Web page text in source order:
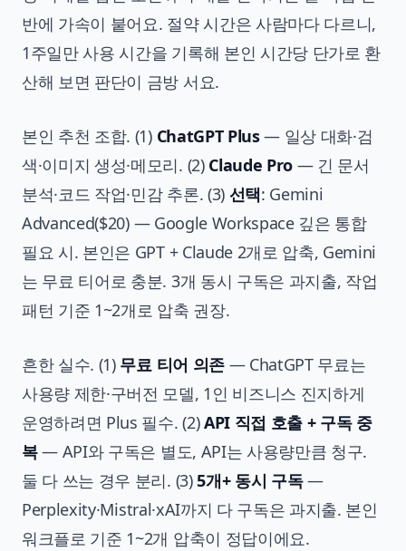
반에 가속이 붙어요. 절약 시간은 사람마다 다르니,
1주일만 사용 시간을 기록해 본인 시간당 단가로 환
산해 보면 판단이 금방 서요.
본인 추천 조합. (1) ChatGPT Plus— 일상 대화·검
색·이미지 생성·메모리. (2) Claude Pro — 긴 문서
분석·코드 작업·민감 추론. (3) 선택: Gemini
Advanced($20) — Google Workspace 깊은 통합
필요 시. 본인은 GPT + Claude 2개로 압축, Gemini
는 무료 티어로 충분. 3개 동시 구독은 과지출, 작업
패턴 기준 1~2개로 압축 권장.
흔한 실수. (1) 무료 티어 의존— ChatGPT 무료는
사용량 제한·구버전 모델, 1인 비즈니스 진지하게
운영하려면 Plus 필수. (2)API 직접 호출 + 구독 중
복— API와 구독은 별도, API는 사용량만큼 청구.
둘 다 쓰는 경우 분리. (3)5개+ 동시 구독—
Perplexity·Mistral·xAI까지 다 구독은 과지출. 본인
워크플로 기준 1~2개 압축이 정답이에요.